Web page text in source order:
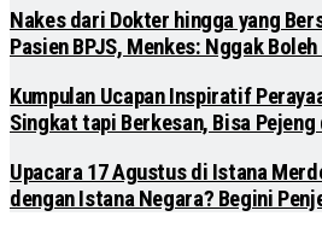
Nakes dari Dokter hingga yang
Pasien BPJS, Menkes: Nggak
Kumpulan Ucapan Inspiratif
Singkat tapi Berkesan, Bisa
Upacara 17 Agustus di Istana
dengan Istana Negara? Begini